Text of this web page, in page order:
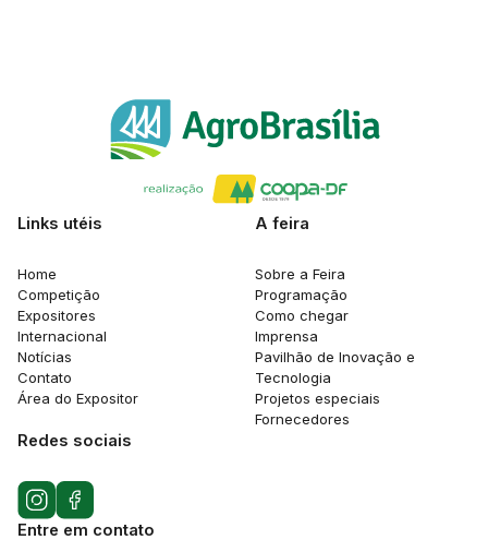
Links utéis
Home
Competição
Expositores
Internacional
Notícias
Contato
Área do Expositor
A feira
Sobre a Feira
Programação
Como chegar
Imprensa
Pavilhão de Inovação e
Tecnologia
Projetos especiais
Fornecedores
Redes sociais
Entre em contato